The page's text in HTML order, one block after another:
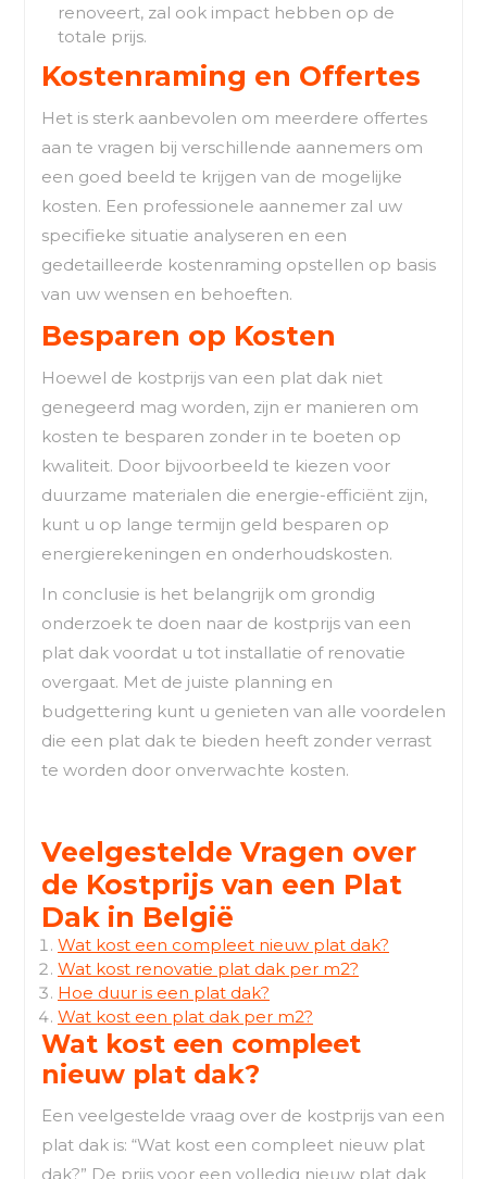
renoveert, zal ook impact hebben op de
totale prijs.
Kostenraming en Offertes
Het is sterk aanbevolen om meerdere offertes
aan te vragen bij verschillende aannemers om
een goed beeld te krijgen van de mogelijke
kosten. Een professionele aannemer zal uw
specifieke situatie analyseren en een
gedetailleerde kostenraming opstellen op basis
van uw wensen en behoeften.
Besparen op Kosten
Hoewel de kostprijs van een plat dak niet
genegeerd mag worden, zijn er manieren om
kosten te besparen zonder in te boeten op
kwaliteit. Door bijvoorbeeld te kiezen voor
duurzame materialen die energie-efficiënt zijn,
kunt u op lange termijn geld besparen op
energierekeningen en onderhoudskosten.
In conclusie is het belangrijk om grondig
onderzoek te doen naar de kostprijs van een
plat dak voordat u tot installatie of renovatie
overgaat. Met de juiste planning en
budgettering kunt u genieten van alle voordelen
die een plat dak te bieden heeft zonder verrast
te worden door onverwachte kosten.
Veelgestelde Vragen over
de Kostprijs van een Plat
Dak in België
Wat kost een compleet nieuw plat dak?
Wat kost renovatie plat dak per m2?
Hoe duur is een plat dak?
Wat kost een plat dak per m2?
Wat kost een compleet
nieuw plat dak?
Een veelgestelde vraag over de kostprijs van een
plat dak is: “Wat kost een compleet nieuw plat
dak?” De prijs voor een volledig nieuw plat dak